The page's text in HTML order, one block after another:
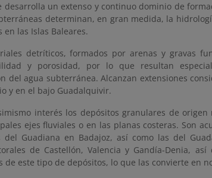
desarrolla un extenso y continuo dominio de
determinan, en gran medida, la
en las Islas Baleares.
detríticos, formados por arenas y gravas
y porosidad, por lo que resultan
del agua subterránea. Alcanzan extensiones
y en el bajo Guadalquivir.
interés los depósitos granulares de
ejes fluviales o en las planas costeras. Son
del Guadiana en Badajoz, así como las del
de Castellón, Valencia y Gandía-Denia,
de este tipo de depósitos, lo que las convierte en